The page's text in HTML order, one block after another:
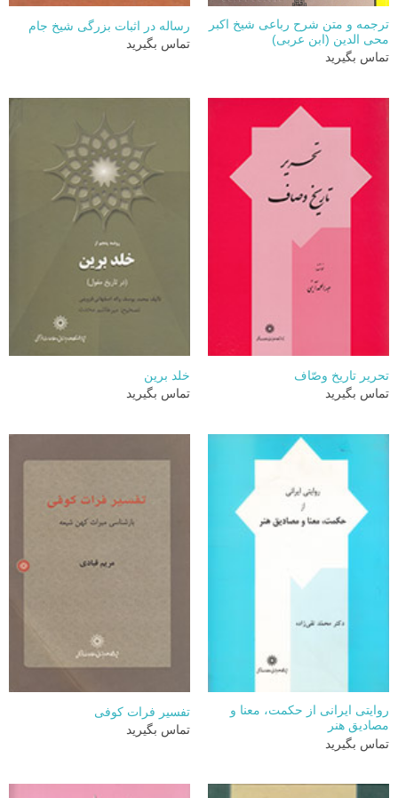
ترجمه و متن شرح رباعی شیخ اکبر
محی الدین (ابن عربی)
تماس بگیرید
رساله در اثبات بزرگی شیخ جام
تماس بگیرید
تحرير تاريخ وصّاف
تماس بگیرید
خلد برین
تماس بگیرید
روایتی ایرانی از حکمت، معنا و
مصادیق هنر
تماس بگیرید
تفسیر فرات کوفی
تماس بگیرید